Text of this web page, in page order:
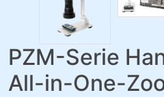
PZM-Serie
All-in-One-